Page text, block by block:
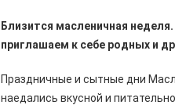
Близится масленичная
приглашаем к себе родных и
Праздничные и сытные дни
наедались вкусной и